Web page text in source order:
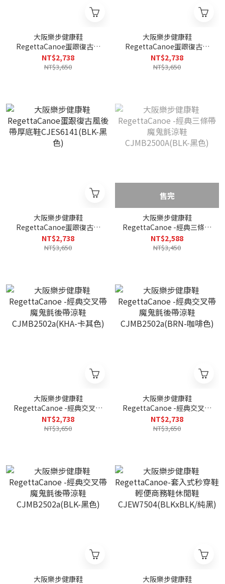
大阪樂步健康鞋
RegettaCanoe蛋跟復古風
後帶厚底鞋CJES6141(DRD-
深紅色)
NT$2,738
NT$3,650
大阪樂步健康鞋
RegettaCanoe蛋跟復古風
後帶厚底鞋CJES6141(DBR-
深咖啡)
NT$2,738
NT$3,650
大阪樂步健康鞋
RegettaCanoe蛋跟復古風
後帶厚底鞋CJES6141(BLK-
黑色)
NT$2,738
NT$3,650
售完
大阪樂步健康鞋
RegettaCanoe -經典三條帶
魔鬼氈涼鞋
CJMB2500A(BLK-黑色)
NT$2,588
NT$3,450
大阪樂步健康鞋
RegettaCanoe -經典交叉帶
魔鬼氈後帶涼鞋
CJMB2502a(KHA-卡其色)
NT$2,738
NT$3,650
大阪樂步健康鞋
RegettaCanoe -經典交叉帶
魔鬼氈後帶涼鞋
CJMB2502a(BRN-咖啡色)
NT$2,738
NT$3,650
大阪樂步健康鞋
大阪樂步健康鞋